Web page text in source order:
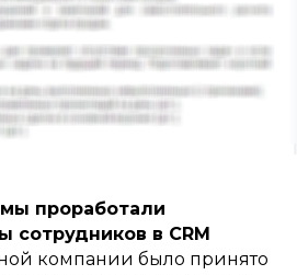
проработали
сотрудников в CRM
компании было принято